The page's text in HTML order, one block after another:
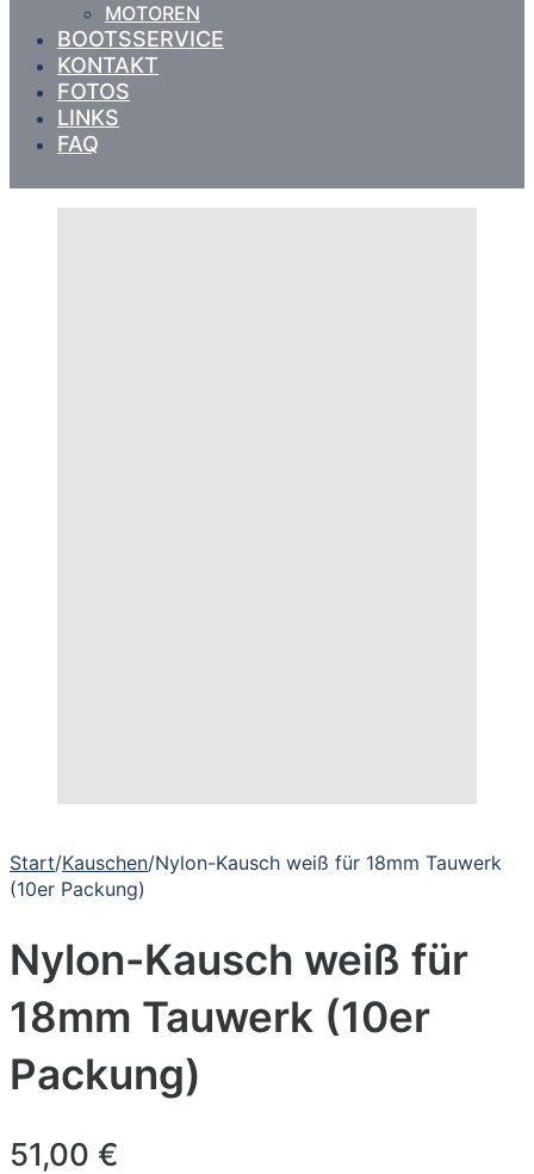
MOTOREN
BOOTSSERVICE
KONTAKT
FOTOS
LINKS
FAQ
Start/Kauschen/Nylon-Kausch weiß für 18mm Tauwerk
(10er Packung)
Nylon-Kausch weiß für
18mm Tauwerk (10er
Packung)
51,00 €